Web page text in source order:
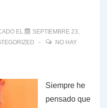
EL
SEPTIEMBRE 23,
NO HAY
Siempre he
pensado que